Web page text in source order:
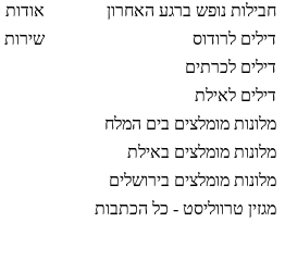
חבילות נופש ברגע האחרון
דילים לרודוס
דילים לכרתים
דילים לאילת
מלונות מומלצים בים המלח
מלונות מומלצים באילת
מלונות מומלצים בירושלים
מגזין טרווליסט - כל הכתבות
אודות
שירות